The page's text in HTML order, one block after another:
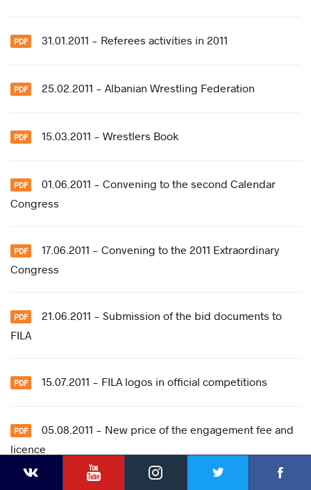
YouTubeInstagram
31.01.2011 - Referees activities in 2011
25.02.2011 - Albanian Wrestling Federation
15.03.2011 - Wrestlers Book
01.06.2011 - Convening to the second Calendar
Congress
17.06.2011 - Convening to the 2011 Extraordinary
Congress
21.06.2011 - Submission of the bid documents to
FILA
15.07.2011 - FILA logos in official competitions
05.08.2011 - New price of the engagement fee and
licence